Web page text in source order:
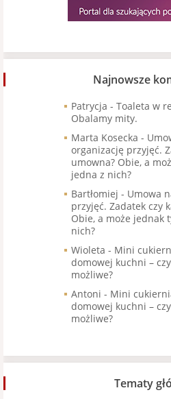
Najnowsze
Patrycja - Toaleta w
Obalamy mity.
Marta Kosecka -
organizację przyjęć.
umowna? Obie, a
jedna z nich?
Bartłomiej - Umowa
przyjęć. Zadatek czy
Obie, a może jednak
nich?
Wioleta - Mini
domowej kuchni –
możliwe?
Antoni - Mini
domowej kuchni –
możliwe?
Tematy